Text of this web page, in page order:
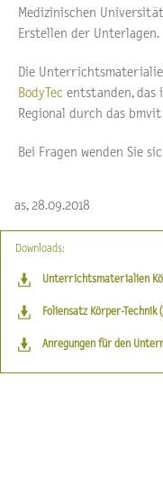
Medizinischen
Erstellen der Unterlagen.
Die
BodyTec entstanden, das
Regional durch das
Bei Fragen wenden Sie
as, 28.09.2018
Downloads:
Unterrichtsmaterialien
Foliensatz Körper-Technik
Anregungen für den